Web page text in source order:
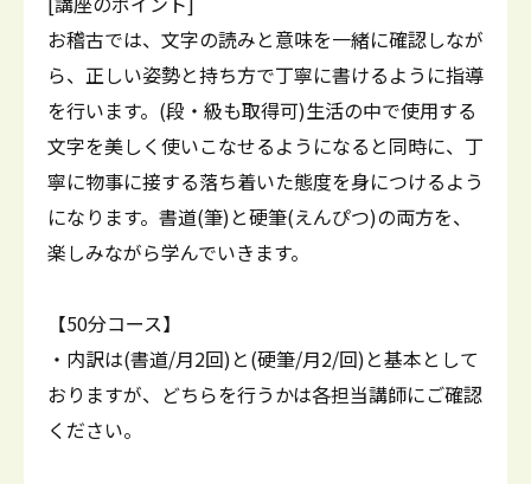
お稽古では、文字の読みと意味を一緒に確認しなが
ら、正しい姿勢と持ち方で丁寧に書けるように指導
を行います。(段・級も取得可)生活の中で使用する
文字を美しく使いこなせるようになると同時に、丁
寧に物事に接する落ち着いた態度を身につけるよう
になります。書道(筆)と硬筆(えんぴつ)の両方を、
楽しみながら学んでいきます。
【50分コース】
・内訳は(書道/月2回)と(硬筆/月2/回)と基本として
おりますが、どちらを行うかは各担当講師にご確認
ください。